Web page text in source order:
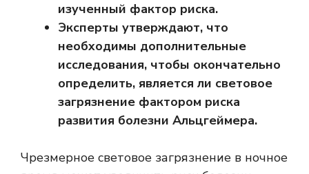
изученный фактор риска.
Эксперты утверждают, что
необходимы дополнительные
исследования, чтобы окончательно
определить, является ли световое
загрязнение фактором риска
развития болезни Альцгеймера.
Чрезмерное световое загрязнение в ночное